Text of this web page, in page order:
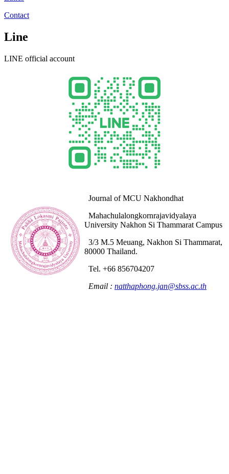
Contact
Line
LINE official account
Journal of MCU Nakhondhat
Mahachulalongkornrajavidyalaya
University Nakhon Si Thammarat Campus
3/3 M.5 Meuang, Nakhon Si Thammarat,
80000 Thailand.
Tel. +66 856704207
Email : natthaphong.jan@sbss.ac.th